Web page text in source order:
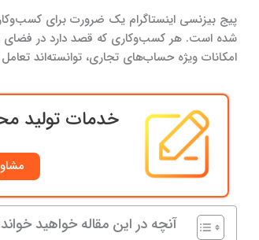
پیج بیزنسی اینستاگرام یک ضرورت برای
شده است. هر کسب‌وکاری که قصد دارد در فضای
امکانات ویژه حساب‌های تجاری، توانسته‌اند
خدمات تولید
آنچه در این مقاله خواهید